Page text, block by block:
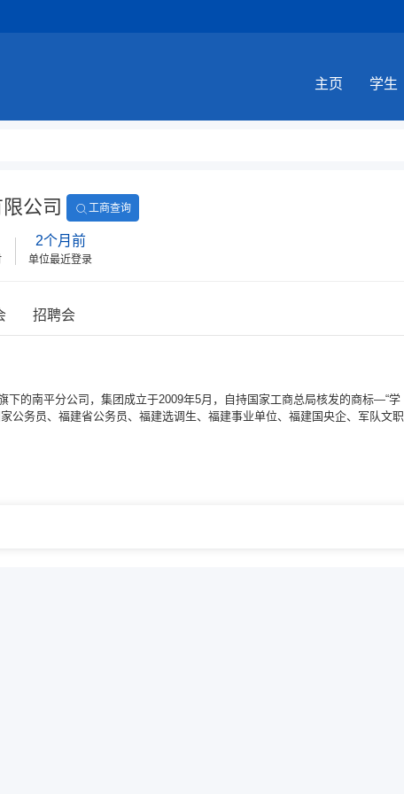
主页 学生
公司 工商查询
2个月前
单位最近登录
招聘会
下的南平分公司，集团成立于2009年5月，自持国家工商总局核发的商标—“学
公务员、福建省公务员、福建选调生、福建事业单位、福建国央企、军队文职